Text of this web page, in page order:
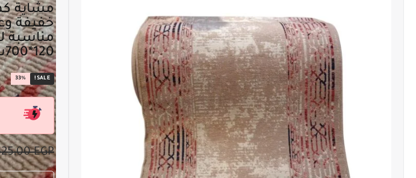
مشاية كمبيوتر عرض 120 سم، خامة
خفيفة
مناسبة
120*700سم
SALE!
33%
EGP